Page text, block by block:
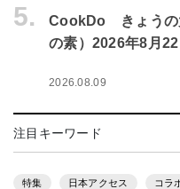
5.
CookDo きょうの
の素）2026年8月
2026.08.09
注目キーワード
特集 日本アクセス コラ